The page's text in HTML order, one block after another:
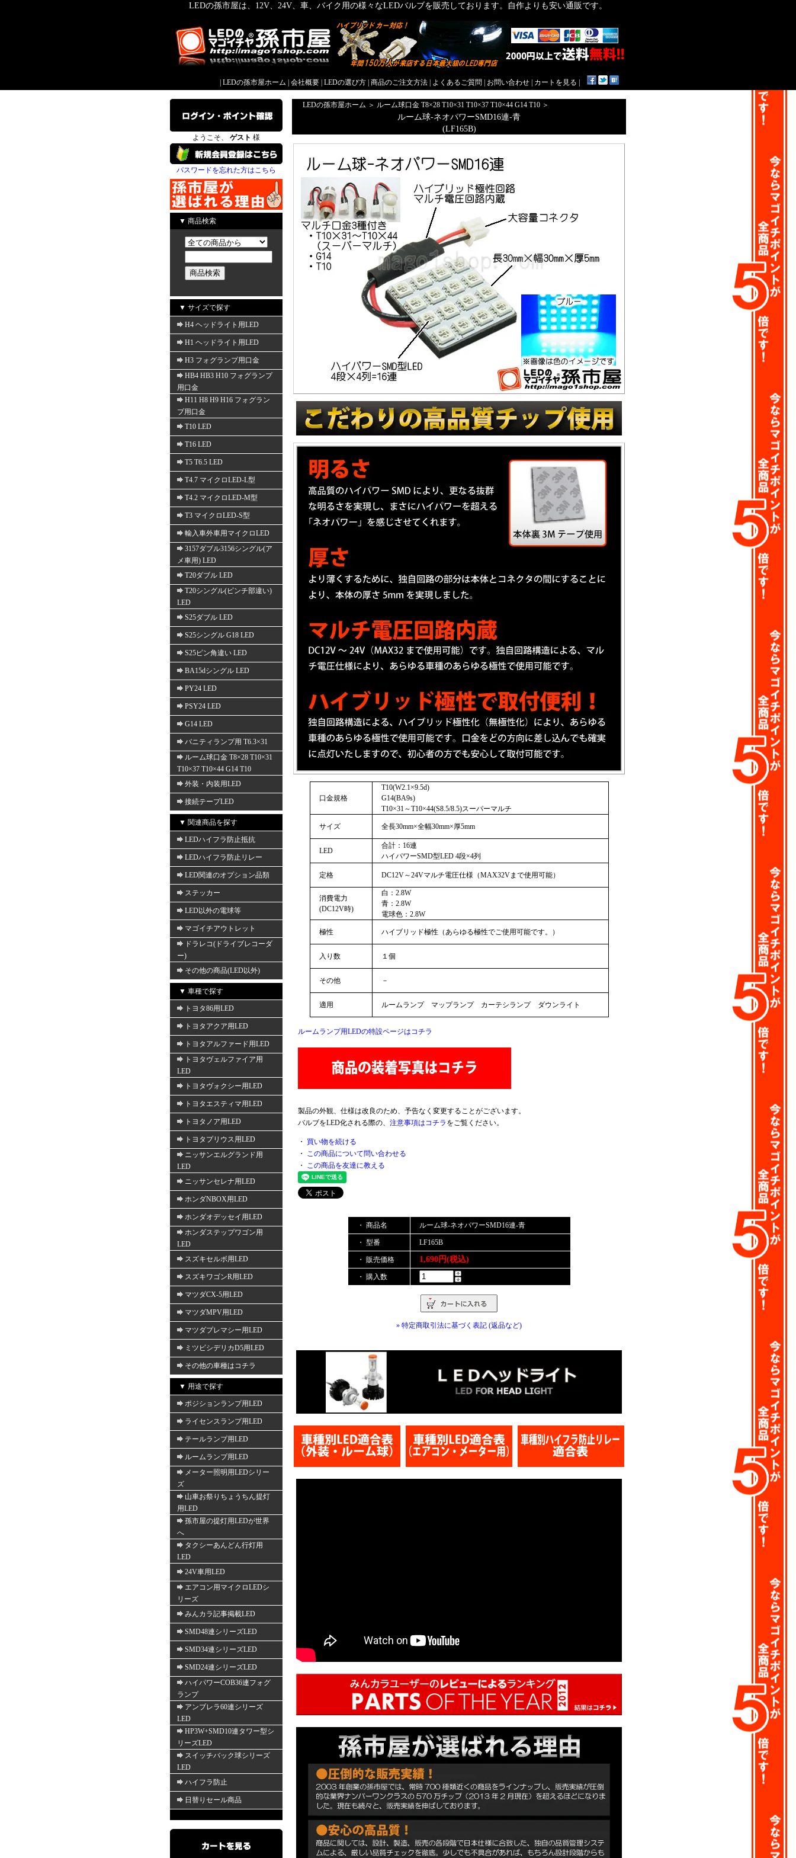
LEDの孫市屋は、12V、24V、車、バイク用の様々なLEDバルブを販売しております。自作よりも安い通販です。
LEDの孫市屋ホーム 会社概要 LEDの選び方 商品のご注文方法 よくあるご質問 お問い合わせ カートを見る
ようこそ、 ゲスト 様
パスワードを忘れた方はこちら
▼ 商品検索
▼ サイズで探す
H4 ヘッドライト用LED
H1 ヘッドライト用LED
H3 フォグランプ用口金
HB4 HB3 H10 フォグランプ
用口金
H11 H8 H9 H16 フォグラン
プ用口金
T10 LED
T16 LED
T5 T6.5 LED
T4.7 マイクロLED-L型
T4.2 マイクロLED-M型
T3 マイクロLED-S型
輸入車外車用マイクロLED
3157ダブル3156シングル(ア
メ車用) LED
T20ダブル LED
T20シングル(ピンチ部違い)
LED
S25ダブル LED
S25シングル G18 LED
S25ピン角違い LED
BA15dシングル LED
PY24 LED
PSY24 LED
G14 LED
バニティランプ用 T6.3×31
ルーム球口金 T8×28 T10×31
T10×37 T10×44 G14 T10
外装・内装用LED
接続テープLED
▼ 関連商品を探す
LEDハイフラ防止抵抗
LEDハイフラ防止リレー
LED関連のオプション品類
ステッカー
LED以外の電球等
マゴイチアウトレット
ドラレコ(ドライブレコーダ
ー)
その他の商品(LED以外)
▼ 車種で探す
トヨタ86用LED
トヨタアクア用LED
トヨタアルファード用LED
トヨタヴェルファイア用
LED
トヨタヴォクシー用LED
トヨタエスティマ用LED
トヨタノア用LED
トヨタプリウス用LED
ニッサンエルグランド用
LED
ニッサンセレナ用LED
ホンダNBOX用LED
ホンダオデッセイ用LED
ホンダステップワゴン用
LED
スズキセルボ用LED
スズキワゴンR用LED
マツダCX-5用LED
マツダMPV用LED
マツダプレマシー用LED
ミツビシデリカD5用LED
その他の車種はコチラ
▼ 用途で探す
ポジションランプ用LED
ライセンスランプ用LED
テールランプ用LED
ルームランプ用LED
メーター照明用LEDシリー
ズ
山車お祭りちょうちん提灯
用LED
孫市屋の提灯用LEDが世界
へ
タクシーあんどん行灯用
LED
24V車用LED
エアコン用マイクロLEDシ
リーズ
みんカラ記事掲載LED
SMD48連シリーズLED
SMD34連シリーズLED
SMD24連シリーズLED
ハイパワーCOB36連フォグ
ランプ
アンブレラ60連シリーズ
LED
HP3W+SMD10連タワー型シ
リーズLED
スイッチバック球シリーズ
LED
ハイフラ防止
日替りセール商品
LEDの孫市屋ホーム ＞ ルーム球口金 T8×28 T10×31 T10×37 T10×44 G14 T10 ＞
ルーム球-ネオパワーSMD16連-青
(LF165B)
口金規格
T10(W2.1×9.5d)
G14(BA9s)
T10×31～T10×44(S8.5/8.5)スーパーマルチ
サイズ 全長30mm×全幅30mm×厚5mm
LED
合計：16連
ハイパワーSMD型LED 4段×4列
定格 DC12V～24Vマルチ電圧仕様（MAX32Vまで使用可能）
消費電力
(DC12V時)
白：2.8W
青：2.8W
電球色：2.8W
極性 ハイブリッド極性（あらゆる極性でご使用可能です。）
入り数 １個
その他 －
適用 ルームランプ マップランプ カーテシランプ ダウンライト
ルームランプ用LEDの特設ページはコチラ
製品の外観、仕様は改良のため、予告なく変更することがございます。
バルブをLED化される際の、 注意事項はコチラ をご覧ください。
・ 買い物を続ける
・ この商品について問い合わせる
・ この商品を友達に教える
・ 商品名 ルーム球-ネオパワーSMD16連-青
・ 型番 LF165B
・ 販売価格 1,690円(税込)
・ 購入数
» 特定商取引法に基づく表記 (返品など)